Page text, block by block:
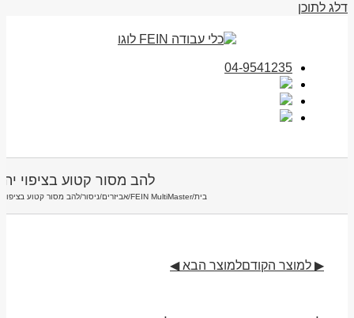
דלג לתוכן
04-9541235
להב מסור קטוע בציפוי
בית/
FEIN MultiMaster
/אביזרים/ניסור/להב מסור קטוע בציפוי
▶ למוצר הקודםלמוצר הבא ◀